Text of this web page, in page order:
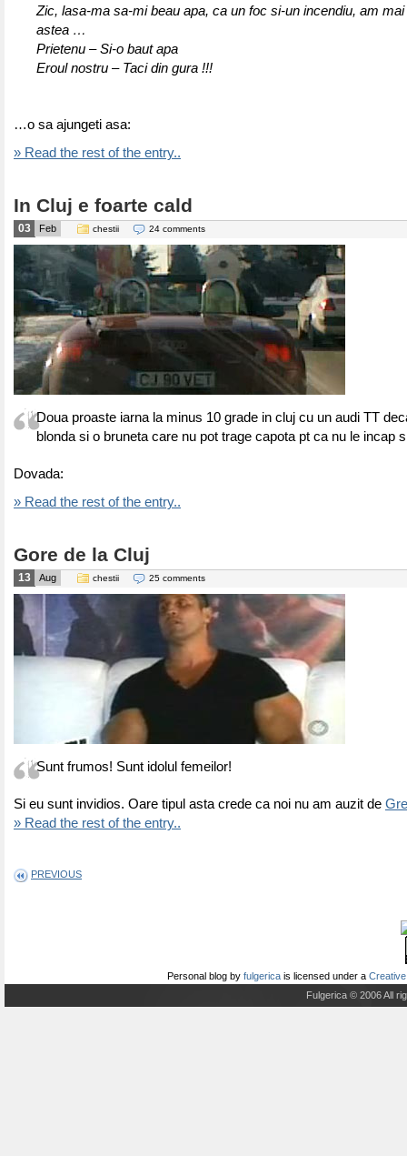
Zic, lasa-ma sa-mi beau apa, ca un foc si-un incendiu, am
astea …
Prietenu – Si-o baut apa
Eroul nostru – Taci din gura !!!
…o sa ajungeti asa:
» Read the rest of the entry..
In Cluj e foarte cald
03 Feb chestii 24 comments
Doua proaste iarna la minus 10 grade in cluj cu un audi TT
blonda si o bruneta care nu pot trage capota pt ca nu le incap
Dovada:
» Read the rest of the entry..
Gore de la Cluj
13 Aug chestii 25 comments
Sunt frumos! Sunt idolul femeilor!
Si eu sunt invidios. Oare tipul asta crede ca noi nu am auzit de
» Read the rest of the entry..
PREVIOUS
Personal blog by fulgerica is licensed under a
Fulgerica © 2006 All